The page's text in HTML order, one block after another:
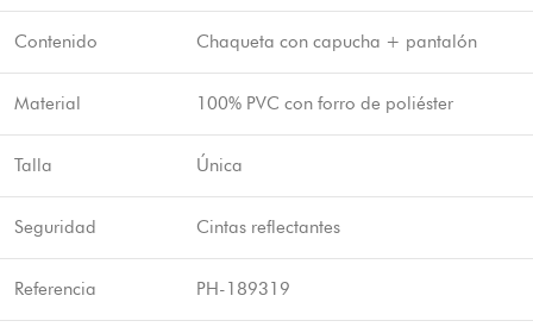
Contenido Chaqueta con capucha + pantalón
Material 100% PVC con forro de poliéster
Talla Única
Seguridad Cintas reflectantes
Referencia PH-189319